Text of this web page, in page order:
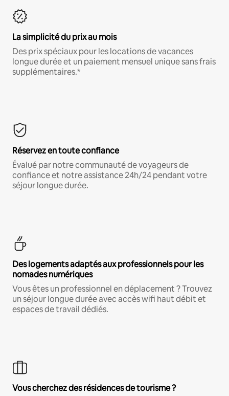
La simplicité du prix au mois
Des prix spéciaux pour les locations de vacances
longue durée et un paiement mensuel unique sans frais
supplémentaires.*
Réservez en toute confiance
Évalué par notre communauté de voyageurs de
confiance et notre assistance 24h/24 pendant votre
séjour longue durée.
Des logements adaptés aux professionnels pour les
nomades numériques
Vous êtes un professionnel en déplacement ? Trouvez
un séjour longue durée avec accès wifi haut débit et
espaces de travail dédiés.
Vous cherchez des résidences de tourisme ?